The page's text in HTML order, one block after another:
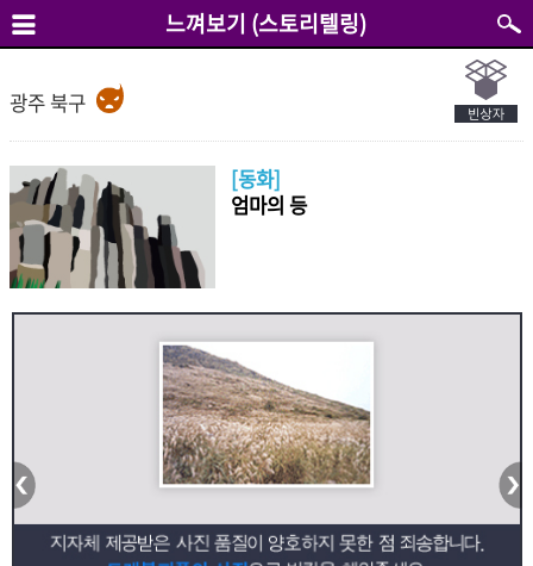
느껴보기 (스토리텔링)
광주 북구
[동화]
엄마의 등